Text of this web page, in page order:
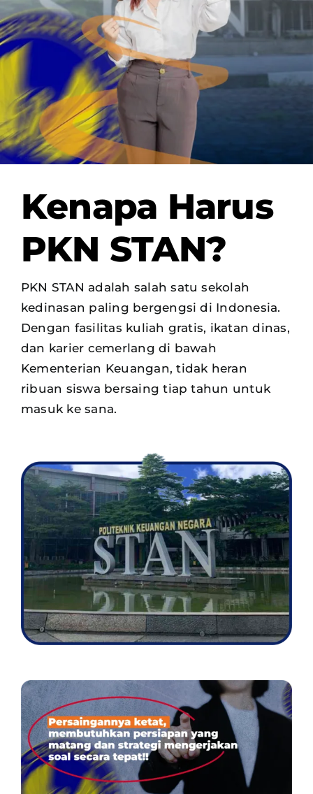
OUR PROGRAM
REGISTRATION
Kenapa Harus
PKN STAN?
PKN STAN adalah salah satu sekolah
kedinasan paling bergengsi di Indonesia.
Dengan fasilitas kuliah gratis, ikatan dinas,
dan karier cemerlang di bawah
Kementerian Keuangan, tidak heran
ribuan siswa bersaing tiap tahun untuk
masuk ke sana.